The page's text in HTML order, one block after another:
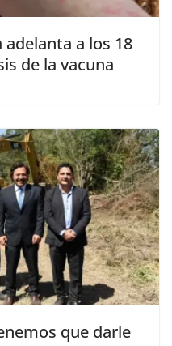
a los 18
de la vacuna
que darle